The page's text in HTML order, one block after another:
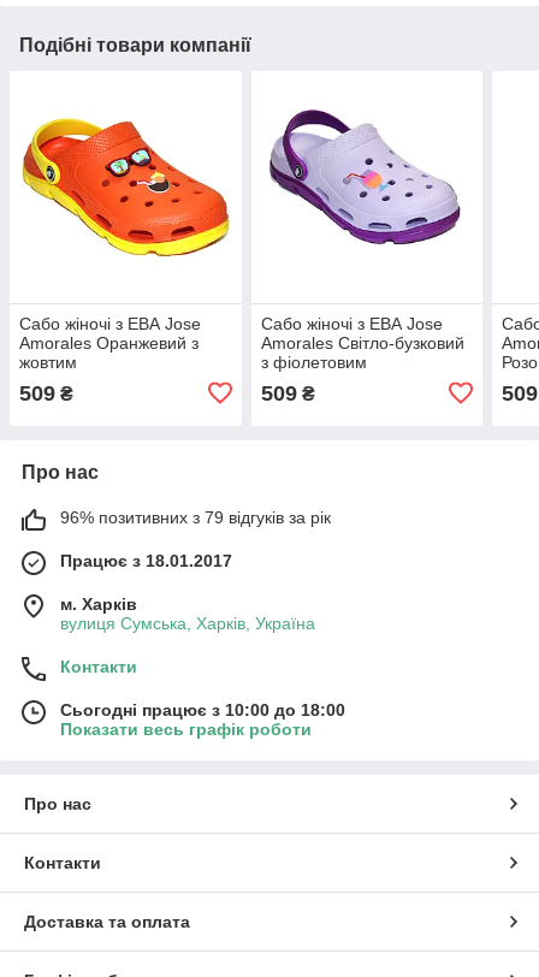
Подібні товари компанії
Сабо жіночі з ЕВА Jose
Amorales Оранжевий з
жовтим
509 ₴
Сабо жіночі з ЕВА Jose
Amorales Світло-бузковий
з фіолетовим
509₴ 509
Про нас
96% позитивних з 79 відгуків за рік
Працює з 18.01.2017
м. Харків
вулиця Сумська, Харків, Україна
Контакти
Сьогодні працює з 10:00 до 18:00
Показати весь графік роботи
Про нас
Контакти
Доставка та оплата